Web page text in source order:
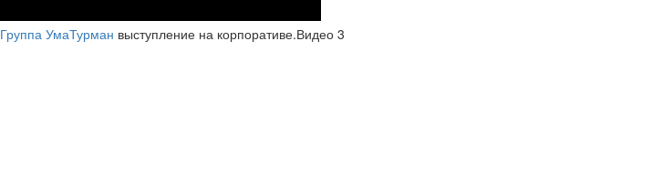
Группа УмаТурман выступление на корпоративе.Видео 3